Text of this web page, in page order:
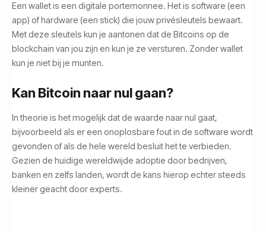
Een wallet is een digitale portemonnee. Het is software (een
app) of hardware (een stick) die jouw privésleutels bewaart.
Met deze sleutels kun je aantonen dat de Bitcoins op de
blockchain van jou zijn en kun je ze versturen. Zonder wallet
kun je niet bij je munten.
Kan Bitcoin naar nul gaan?
In theorie is het mogelijk dat de waarde naar nul gaat,
bijvoorbeeld als er een onoplosbare fout in de software wordt
gevonden of als de hele wereld besluit het te verbieden.
Gezien de huidige wereldwijde adoptie door bedrijven,
banken en zelfs landen, wordt de kans hierop echter steeds
kleiner geacht door experts.